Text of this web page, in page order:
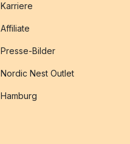
Karriere
Affiliate
Presse-Bilder
Nordic Nest Outlet
Hamburg